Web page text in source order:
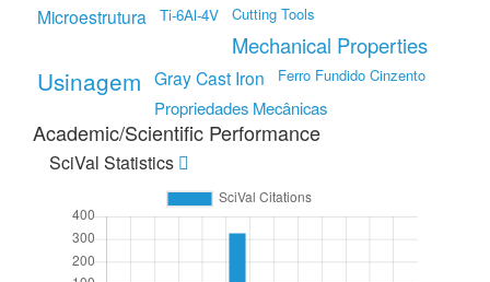
Microestrutura Ti-6Al-4V Cutting Tools
Mechanical Properties
Usinagem Gray Cast Iron Ferro Fundido Cinzento
Propriedades Mecânicas
Academic/Scientific Performance
SciVal Statistics